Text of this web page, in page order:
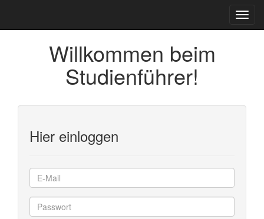
Willkommen beim
Studienführer!
Hier einloggen